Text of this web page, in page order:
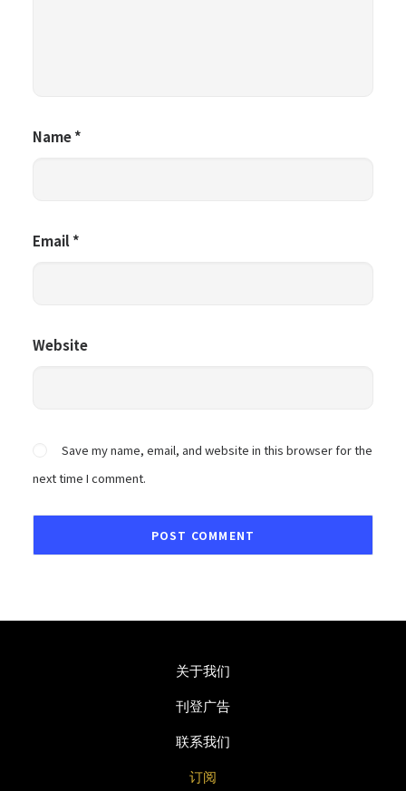
Name*
Email*
Website
Save my name, email, and website in this browser for the
next time I comment.
关于我们
刊登广告
联系我们
订阅